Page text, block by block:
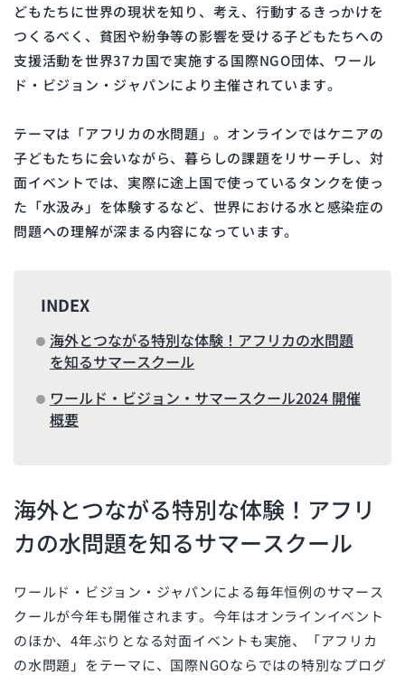
どもたちに世界の現状を知り、考え、行動するきっかけを
つくるべく、貧困や紛争等の影響を受ける子どもたちへの
支援活動を世界37カ国で実施する国際NGO団体、ワール
ド・ビジョン・ジャパンにより主催されています。
テーマは「アフリカの水問題」。オンラインではケニアの
子どもたちに会いながら、暮らしの課題をリサーチし、対
面イベントでは、実際に途上国で使っているタンクを使っ
た「水汲み」を体験するなど、世界における水と感染症の
問題への理解が深まる内容になっています。
INDEX
海外とつながる特別な体験！アフリカの水問題
を知るサマースクール
ワールド・ビジョン・サマースクール2024 開催
概要
海外とつながる特別な体験！アフリ
カの水問題を知るサマースクール
ワールド・ビジョン・ジャパンによる毎年恒例のサマース
クールが今年も開催されます。今年はオンラインイベント
のほか、4年ぶりとなる対面イベントも実施、「アフリカ
の水問題」をテーマに、国際NGOならではの特別なプログ